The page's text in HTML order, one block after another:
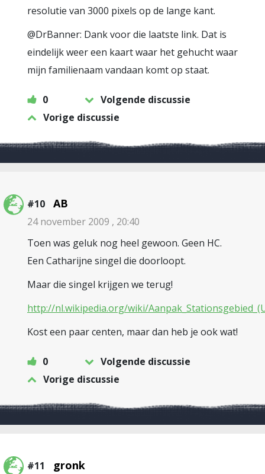
resolutie van 3000 pixels op de lange kant.
@DrBanner: Dank voor die laatste link. Dat is
eindelijk weer een kaart waar het gehucht waar
mijn familienaam vandaan komt op staat.
0
Volgende discussie
Vorige discussie
#10 AB
24 november 2009 , 20:40
Toen was geluk nog heel gewoon. Geen HC.
Een Catharijne singel die doorloopt.
Maar die singel krijgen we terug!
http://nl.wikipedia.org/wiki/
Kost een paar centen, maar dan heb je ook wat!
0
Volgende discussie
Vorige discussie
#11 gronk